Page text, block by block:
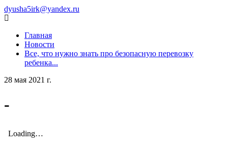
dyusha5irk@yandex.ru
Главная
Новости
Все, что нужно знать про безопасную перевозку
ребенка...
28 мая 2021 г.
-